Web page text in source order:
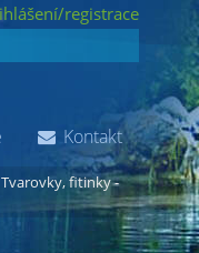
fitinky -
Kontakt
registrace